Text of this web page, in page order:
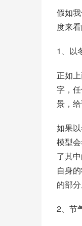
假如
度来
1、以
正如
字，
景，
如果
模型
了其
自身
的部
2、节